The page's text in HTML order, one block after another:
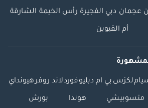
عجمان دبي الفجيرة رأس الخيمة الشارقة
أم القيوين
لكزس بي ام دبليوفوردلاند روفرهيونداي
متسوبيشي هوندا بورش